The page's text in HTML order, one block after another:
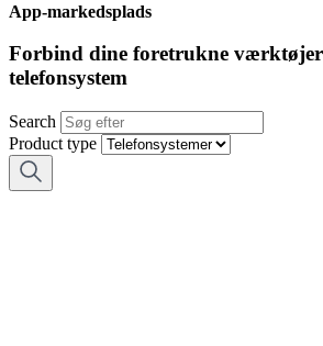
App-markedsplads
Forbind dine foretrukne
telefonsystem
Search
Product type